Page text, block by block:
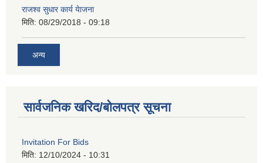
राजश्व सुधार कार्य येाजना
मिति: 08/29/2018 - 09:18
अन्य
सार्वजनिक खरिद/बोलपत्र सूचना
Invitation For Bids
मिति: 12/10/2024 - 10:31